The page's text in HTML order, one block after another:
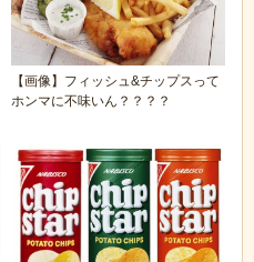
【画像】フィッシュ&チップスって
ホンマに不味いん？？？？